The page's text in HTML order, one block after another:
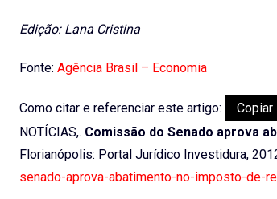
Edição: Lana Cristina
Fonte: Agência Brasil – Economia
Como citar e referenciar este artigo:
Copiar
NOTÍCIAS,. Comissão do Senado aprova
Florianópolis: Portal Jurídico Investidura,
senado-aprova-abatimento-no-imposto-de-